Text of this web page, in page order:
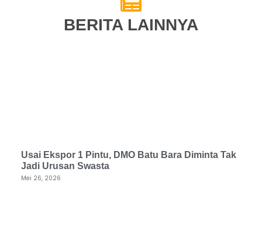
BERITA LAINNYA
Usai Ekspor 1 Pintu, DMO Batu Bara Diminta Tak
Jadi Urusan Swasta
Mei 26, 2026